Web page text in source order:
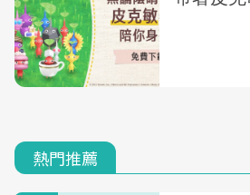
熱門推薦